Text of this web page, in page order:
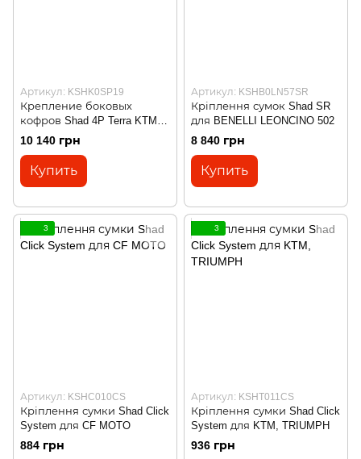
Артикул: KSHK0SP19
Крепление боковых
кофров Shad 4P Terra KTM
1290 R/S/T (2014 – 2020)
10 140 грн
Купить
Артикул: KSHB0LN57SR
Кріплення сумок Shad SR
для BENELLI LEONCINO 502
8 840 грн
Купить
3
Артикул: KSHC010CS
Кріплення сумки Shad Click
System для CF MOTO
884 грн
3
Артикул: KSHT011CS
Кріплення сумки Shad Click
System для KTM, TRIUMPH
936 грн